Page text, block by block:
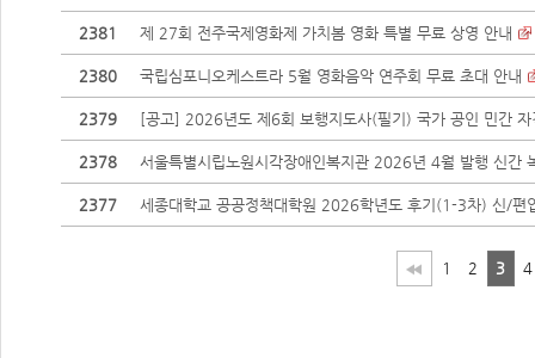
2381 제 27회 전주국제영화제 가치봄 영화 특별 무료 상영 안내
2380 국립심포니오케스트라 5월 영화음악 연주회 무료 초대 안내
2379 [공고] 2026년도 제6회 보행지도사(필기) 국가 공인 민간 자
2378 서울특별시립노원시각장애인복지관 2026년 4월 발행 신간
2377 세종대학교 공공정책대학원 2026학년도 후기(1-3차) 신/편
1 2 3 4